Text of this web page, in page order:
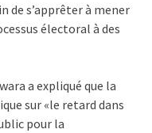
de s’apprêter à mener
électoral à des
a expliqué que la
sur «le retard dans
pour la